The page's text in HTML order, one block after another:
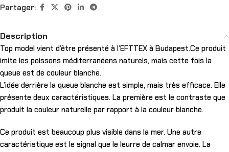
Partager:
Description
Top model vient d’être présenté à l’EFTTEX à Budapest.Ce produit
imite les poissons méditerranéens naturels, mais cette fois la
queue est de couleur blanche.
L’idée derrière la queue blanche est simple, mais très efficace. Elle
présente deux caractéristiques. La première est le contraste que
produit la couleur naturelle par rapport à la couleur blanche.
Ce produit est beaucoup plus visible dans la mer. Une autre
caractéristique est le signal que le leurre de calmar envoie. La